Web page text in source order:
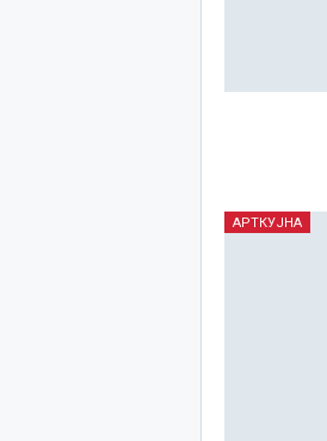
АРТКУЈНА